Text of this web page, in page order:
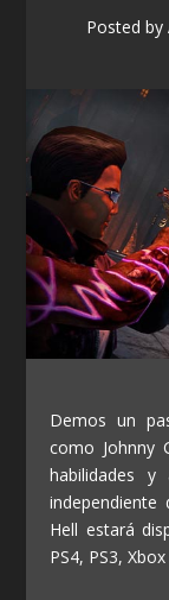
Posted by
Demos un
como Johnny
habilidades y
Hell estará
PS4, PS3,